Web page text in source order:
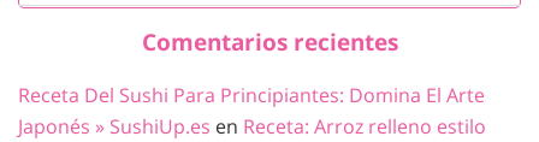
Comentarios recientes
Receta Del Sushi Para Principiantes: Domina El Arte
Japonés » SushiUp.es en Receta: Arroz relleno estilo